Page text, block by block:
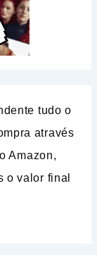
tudo o
através
Amazon,
o valor final